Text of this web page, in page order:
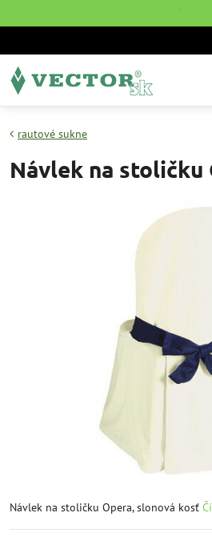
˙
rautové sukne
Návlek na stoličku
Návlek na stoličku Opera, slonová kosť